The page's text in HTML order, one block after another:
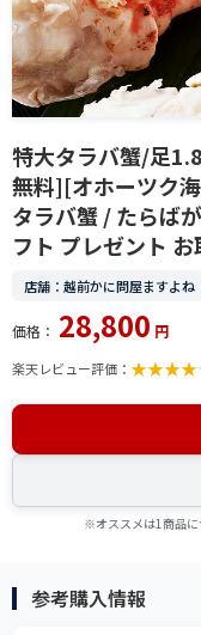
特大タラバ蟹/足
無料][オホーツク
タラバ蟹 / たらば
フト プレゼント
店舗：越前かに問屋ますよね
価格： 28,800 円
楽天レビュー評価： ★★★★
※オススメは1商品に
参考購入情報